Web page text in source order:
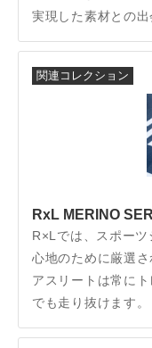
実現した素材との出
関連コレクション
RxL MERINO
R×Lでは、スポー
心地のために厳選さ
アスリートは常に
でも走り抜けます。